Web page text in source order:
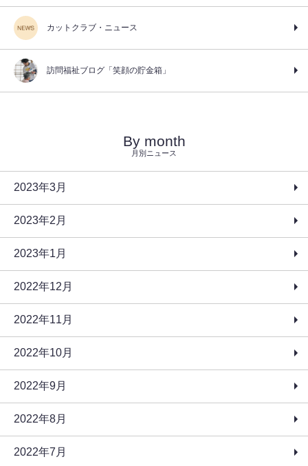
カットクラブ・ニュース
訪問福祉ブログ「笑顔の貯金箱」
By month
月別ニュース
2023年3月
2023年2月
2023年1月
2022年12月
2022年11月
2022年10月
2022年9月
2022年8月
2022年7月